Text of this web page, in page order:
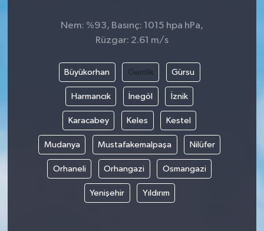
Nem: %93, Basınç: 1015 hpa hPa,
Rüzgar: 2.61 m/s
Büyükorhan Gemlik Gürsu
Harmancık İnegöl İznik
Karacabey Keles Kestel
Mudanya Mustafakemalpaşa Nilüfer
Orhaneli Orhangazi Osmangazi
Yenişehir Yıldırım